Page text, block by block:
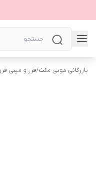
بازرگانی موبی مکث/فرز و مینی فرز